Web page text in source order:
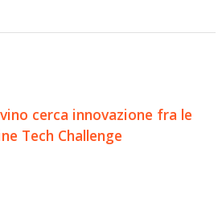
cerca innovazione fra le
Tech Challenge